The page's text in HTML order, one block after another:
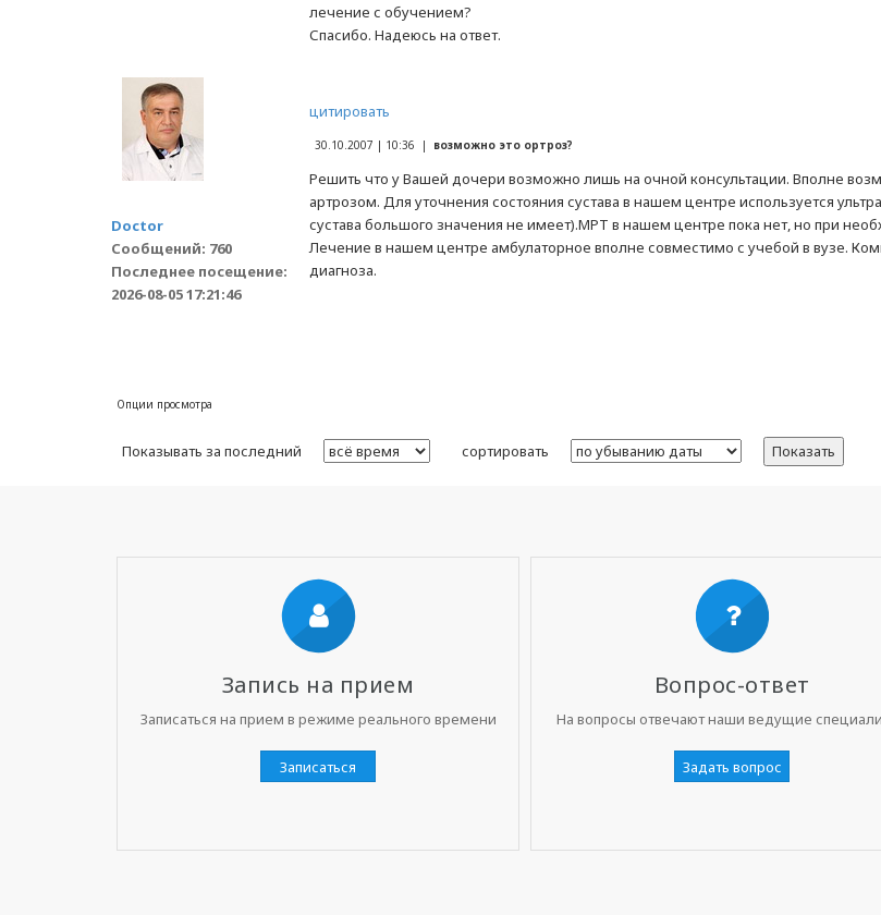
лечение с обучением?
Спасибо. Надеюсь на ответ.
Doctor
Сообщений: 760
Последнее посещение:
2026-08-05 17:21:46
цитировать
30.10.2007 | 10:36 | возможно это ортроз?
Решить что у Вашей дочери возможно лишь на очной консультации. Вполне
артрозом. Для уточнения состояния сустава в нашем центре используется
сустава большого значения не имеет).МРТ в нашем центре пока нет, но при
Лечение в нашем центре амбулаторное вполне совместимо с учебой в вузе.
диагноза.
Опции просмотра
Показывать за последний сортировать Показать
Запись на прием
Записаться на прием в режиме реального времени
Записаться
Вопрос-ответ
На вопросы отвечают наши ведущие
Задать вопрос